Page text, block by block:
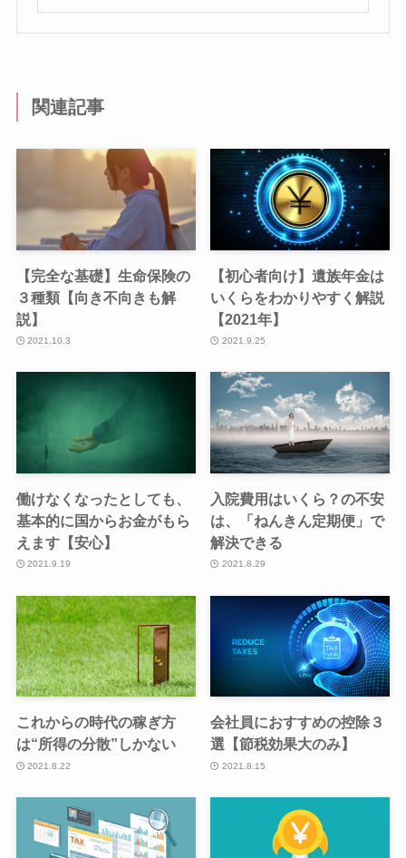
関連記事
【完全な基礎】生命保険の
３種類【向き不向きも解
説】
2021.10.3
【初心者向け】遺族年金は
いくらをわかりやすく解説
【2021年】
2021.9.25
働けなくなったとしても、
基本的に国からお金がもら
えます【安心】
2021.9.19
入院費用はいくら？の不安
は、「ねんきん定期便」で
解決できる
2021.8.29
これからの時代の稼ぎ方
は“所得の分散”しかない
2021.8.22
会社員におすすめの控除３
選【節税効果大のみ】
2021.8.15